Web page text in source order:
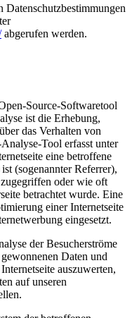
Datenschutzbestimmungen
abgerufen werden.
Source-Softwaretool
ist die Erhebung,
das Verhalten von
Tool erfasst unter
eine betroffene
(sogenannter Referrer),
oder wie oft
betrachtet wurde. Eine
einer Internetseite
eingesetzt.
der Besucherströme
Daten und
auszuwerten,
auf unseren